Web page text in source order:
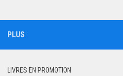
PLUS
LIVRES EN PROMOTION